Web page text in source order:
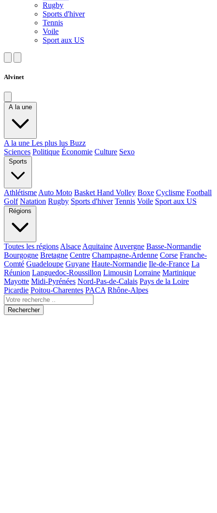
Rugby
Sports d'hiver
Tennis
Voile
Sport aux US
Alvinet
A la une
A la une Les plus lus Buzz
Sciences Politique Économie Culture Sexo
Sports
Athlétisme Auto Moto Basket Hand Volley Boxe Cyclisme Football
Golf Natation Rugby Sports d'hiver Tennis Voile Sport aux US
Régions
Toutes les régions Alsace Aquitaine Auvergne Basse-Normandie
Bourgogne Bretagne Centre Champagne-Ardenne Corse Franche-
Comté Guadeloupe Guyane Haute-Normandie Ile-de-France La
Réunion Languedoc-Roussillon Limousin Lorraine Martinique
Mayotte Midi-Pyrénées Nord-Pas-de-Calais Pays de la Loire
Picardie Poitou-Charentes PACA Rhône-Alpes
Rechercher